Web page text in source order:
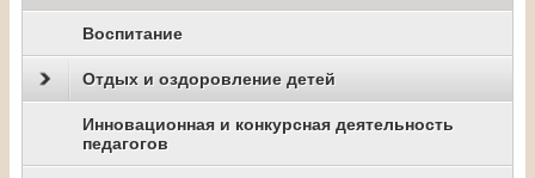
Воспитание
Отдых и оздоровление детей
Инновационная и конкурсная деятельность
педагогов